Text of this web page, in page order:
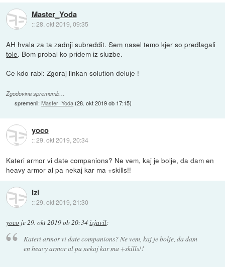
Master_Yoda
::28. okt 2019, 09:35
AH hvala za ta zadnji subreddit. Sem nasel temo kjer so predlagali
tole. Bom probal ko pridem iz sluzbe.
Ce kdo rabi: Zgoraj linkan solution deluje !
Zgodovina sprememb…
spremenil:Master_Yoda(28. okt 2019 ob 17:15)
yoco
::29. okt 2019, 20:34
Kateri armor vi date companions? Ne vem, kaj je bolje, da dam en
heavy armor al pa nekaj kar ma +skills!!
Izi
::29. okt 2019, 21:30
yoco je29. okt 2019 ob 20:34izjavil:
Kateri armor vi date companions? Ne vem, kaj je bolje, da dam
en heavy armor al pa nekaj kar ma +skills!!